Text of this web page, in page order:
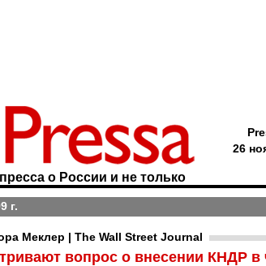
о России и не только
26
г.
Меклер | The Wall Street Journal
вопрос о внесении КНДР в